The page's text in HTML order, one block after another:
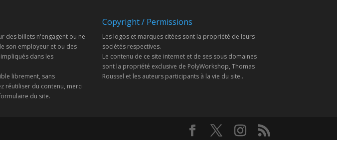
des billets n'engagent ou ne
son employeur et ou des
dans les
librement, sans
réutiliser du contenu, merci
du site.
Copyright / Permissions
Les logos et marques citées sont la propriété de leurs
sociétés respectives.
Le contenu de ce site internet et de ses sous domaines
sont la propriété exclusive de PolyWorkshop, Thomas
Roussel et les auteurs participants à la vie du site..